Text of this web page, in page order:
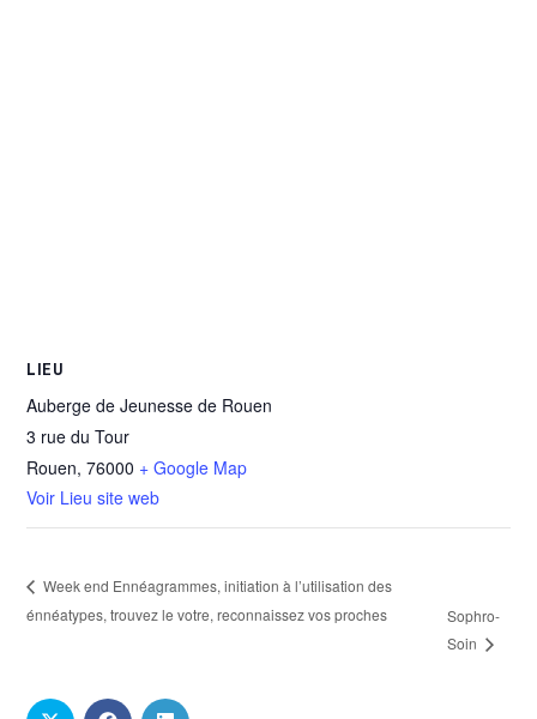
LIEU
Auberge de Jeunesse de Rouen
3 rue du Tour
Rouen, 76000 + Google Map
Voir Lieu site web
Week end Ennéagrammes, initiation à l’utilisation des
énnéatypes, trouvez le votre, reconnaissez vos proches
Sophro-
Soin